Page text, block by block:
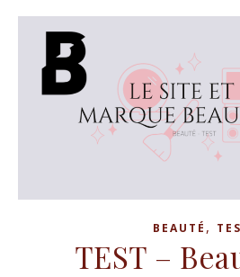
BEAUTÉ ,
TEST –